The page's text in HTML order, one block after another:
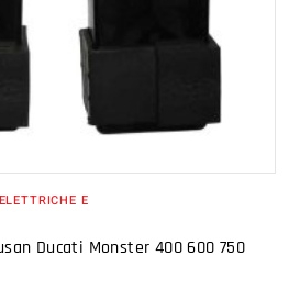
AL CARRELLO
E
Ducati Monster 400 600 750